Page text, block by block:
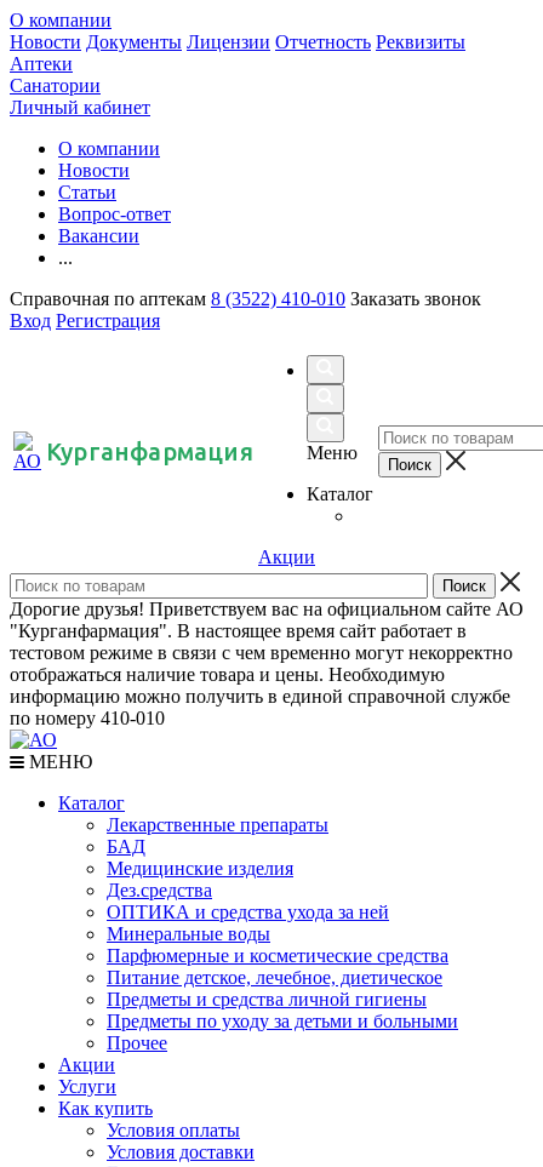
О компании
Новости Документы Лицензии Отчетность Реквизиты
Аптеки
Санатории
Личный кабинет
О компании
Новости
Статьи
Вопрос-ответ
Вакансии
...
Справочная по аптекам 8 (3522) 410-010 Заказать звонок
Вход Регистрация
Курганфармация
Меню
Каталог
Акции
Дорогие друзья! Приветствуем вас на официальном сайте АО
"Курганфармация". В настоящее время сайт работает в
тестовом режиме в связи с чем временно могут некорректно
отображаться наличие товара и цены. Необходимую
информацию можно получить в единой справочной службе
по номеру 410-010
МЕНЮ
Каталог
Лекарственные препараты
БАД
Медицинские изделия
Дез.средства
ОПТИКА и средства ухода за ней
Минеральные воды
Парфюмерные и косметические средства
Питание детское, лечебное, диетическое
Предметы и средства личной гигиены
Предметы по уходу за детьми и больными
Прочее
Акции
Услуги
Как купить
Условия оплаты
Условия доставки